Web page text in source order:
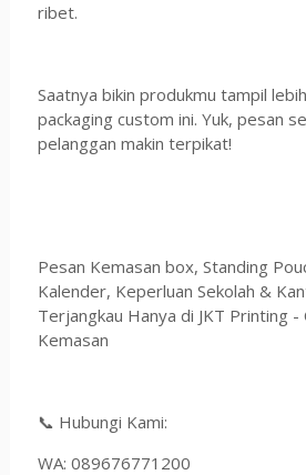
ribet.
Saatnya bikin produkmu tampil
packaging custom ini. Yuk, pesan
pelanggan makin terpikat!
Pesan Kemasan box, Standing
Kalender, Keperluan Sekolah &
Terjangkau Hanya di JKT Printing
Kemasan
📞 Hubungi Kami:
WA: 089676771200